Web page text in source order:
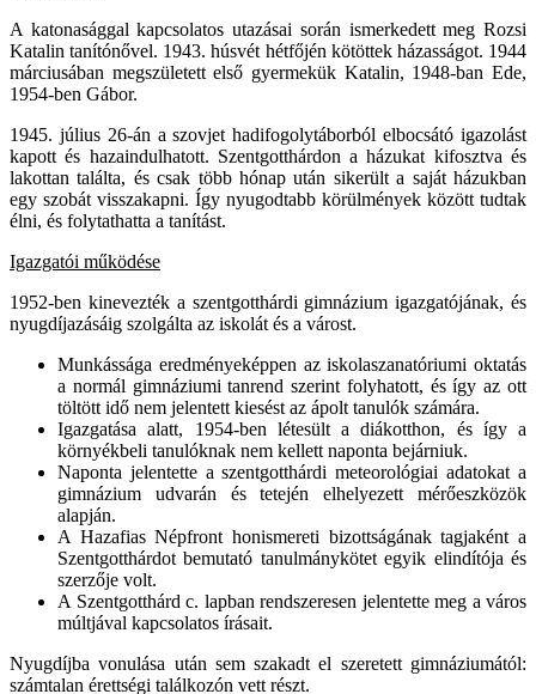
A katonasággal kapcsolatos utazásai során ismerkedett meg Rozsi
Katalin tanítónővel. 1943. húsvét hétfőjén kötöttek házasságot. 1944
márciusában megszületett első gyermekük Katalin, 1948-ban Ede,
1954-ben Gábor.
1945. július 26-án a szovjet hadifogolytáborból elbocsátó igazolást
kapott és hazaindulhatott. Szentgotthárdon a házukat kifosztva és
lakottan találta, és csak több hónap után sikerült a saját házukban
egy szobát visszakapni. Így nyugodtabb körülmények között tudtak
élni, és folytathatta a tanítást.
Igazgatói működése
1952-ben kinevezték a szentgotthárdi gimnázium igazgatójának, és
nyugdíjazásáig szolgálta az iskolát és a várost.
Munkássága eredményeképpen az iskolaszanatóriumi oktatás
a normál gimnáziumi tanrend szerint folyhatott, és így az ott
töltött idő nem jelentett kiesést az ápolt tanulók számára.
Igazgatása alatt, 1954-ben létesült a diákotthon, és így a
környékbeli tanulóknak nem kellett naponta bejárniuk.
Naponta jelentette a szentgotthárdi meteorológiai adatokat a
gimnázium udvarán és tetején elhelyezett mérőeszközök
alapján.
A Hazafias Népfront honismereti bizottságának tagjaként a
Szentgotthárdot bemutató tanulmánykötet egyik elindítója és
szerzője volt.
A Szentgotthárd c. lapban rendszeresen jelentette meg a város
múltjával kapcsolatos írásait.
Nyugdíjba vonulása után sem szakadt el szeretett gimnáziumától:
számtalan érettségi találkozón vett részt.